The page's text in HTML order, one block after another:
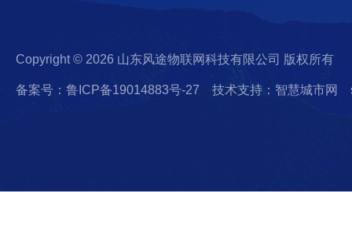
Copyright © 2026 山东风途物联网科技有限公司 版权所有
备案号：鲁ICP备19014883号-27 技术支持：智慧城市网